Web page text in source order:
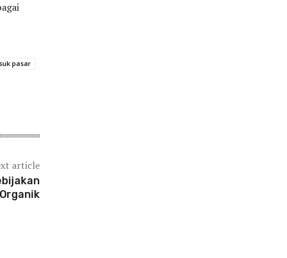
pasar
article